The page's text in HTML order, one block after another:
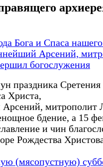
Бога и Спаса
Арсений,
богослужения
праздника Сретения
Христа,
митрополит
бдение, а 15
и чин
Рождества
(мясопустную)